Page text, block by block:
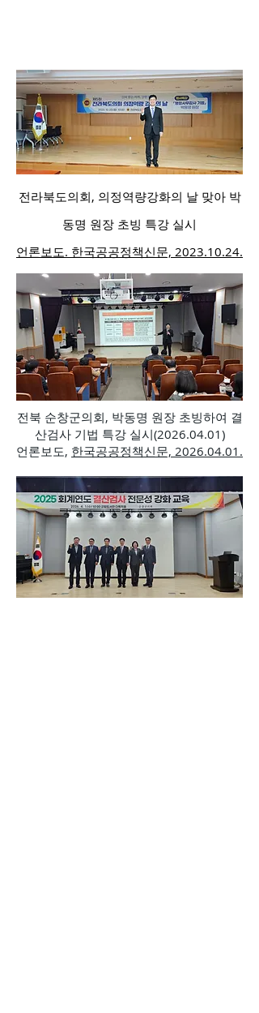
전라북도의회, 의정역량강화의 날 맞아 박
동명 원장 초빙 특강 실시
​언론보도. 한국공공정책신문, 2023.10.24.
전북 순창군의회, 박동명 원장 초빙하여 결
산검사 기법 특강 실시(2026.04.01)
언론보도, 한국공공정책신문, 2026.04.01.